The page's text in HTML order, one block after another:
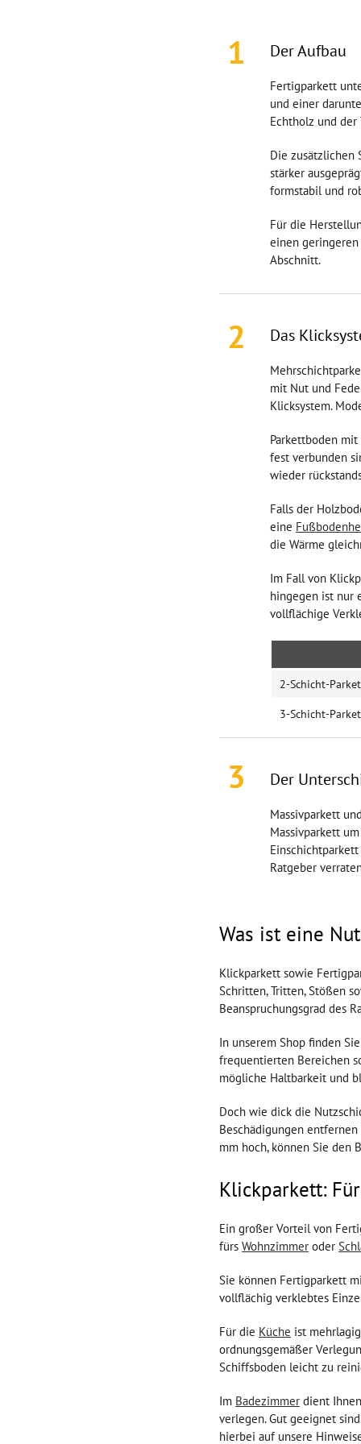
1 Der Aufbau
Fertigparkett
und einer
Echtholz und
Die zusätzlichen
stärker
formstabil und
Für die
einen
Abschnitt.
2 Das
mit Nut und
Klicksystem.
Parkettboden
fest verbunden
wieder
Falls der
eine
die Wärme
Im Fall von
hingegen ist nur
vollflächige
2-Schicht-
3-Schicht-
3 Der
Massivparkett
Massivparkett
Ratgeber
Was ist eine
Klickparkett sowie
Schritten, Tritten, Stößen
Beanspruchungsgrad des
In unserem Shop finden
frequentierten Bereichen
mögliche Haltbarkeit und
Doch wie dick die
Beschädigungen
mm hoch, können Sie den
Klickparkett:
Ein großer Vorteil von
fürs Wohnzimmer oder
Sie können Fertigparkett
vollflächig verklebtes
Für die Küche ist
ordnungsgemäßer
Schiffsboden leicht zu
Im Badezimmer dient
verlegen. Gut geeignet
hierbei auf unsere